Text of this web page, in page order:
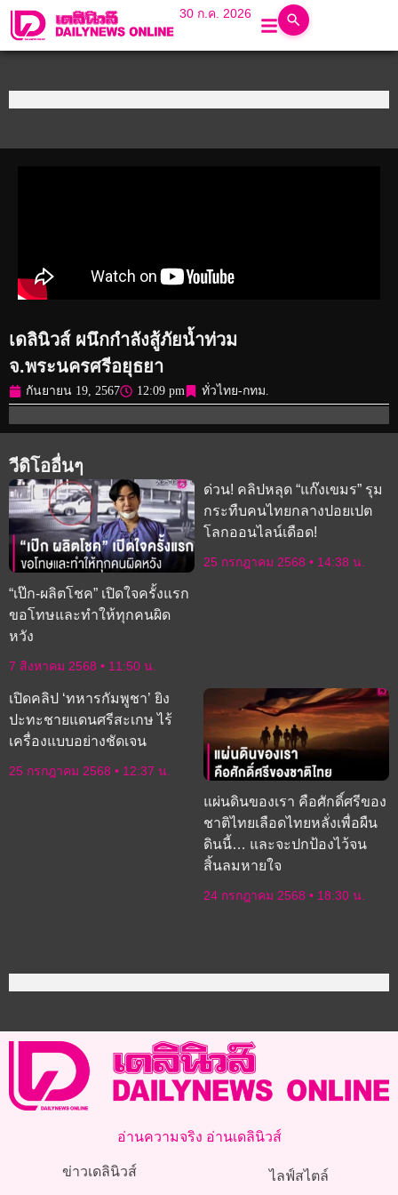
30 ก.ค. 2026
เดลินิวส์ ผนึกกำลังสู้ภัยน้ำท่วม
จ.พระนครศรีอยุธยา
กันยายน 19, 2567 12:09 pm ทั่วไทย-กทม.
วีดิโออื่นๆ
“เป๊ก-ผลิตโชค” เปิดใจครั้งแรก
ขอโทษและทำให้ทุกคนผิด
หวัง
7 สิงหาคม 2568 11:50 น.
ด่วน! คลิปหลุด “แก๊งเขมร” รุม
กระทืบคนไทยกลางปอยเปต
โลกออนไลน์เดือด!
25 กรกฎาคม 2568 14:38 น.
เปิดคลิป ‘ทหารกัมพูชา’ ยิง
ปะทะชายแดนศรีสะเกษ ไร้
เครื่องแบบอย่างชัดเจน
25 กรกฎาคม 2568 12:37 น.
แผ่นดินของเรา คือศักดิ์ศรีของ
ชาติไทยเลือดไทยหลั่งเพื่อผืน
ดินนี้… และจะปกป้องไว้จน
สิ้นลมหายใจ
24 กรกฎาคม 2568 18:30 น.
อ่านความจริง อ่านเดลินิวส์
ข่าวเดลินิวส์
ไลฟ์สไตล์